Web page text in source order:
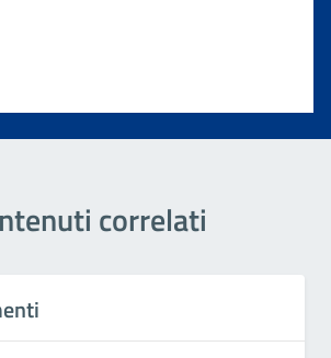
correlati